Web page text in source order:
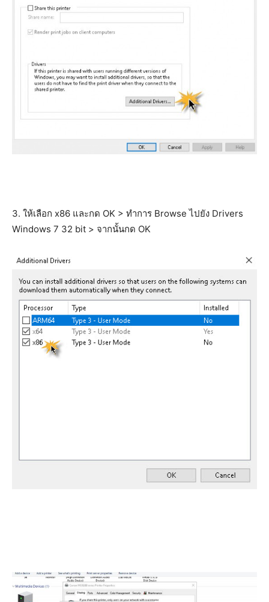
3. ให้เลือก x86 และกด OK > ทำการ Browse ไปยัง Drivers
Windows 7 32 bit > จากนั้นกด OK